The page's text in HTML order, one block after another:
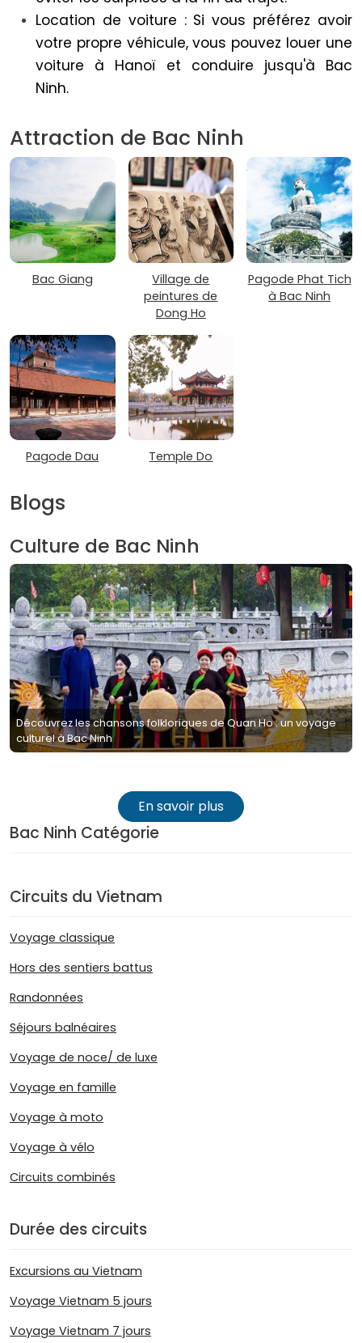
Location de voiture : Si vous préférez avoir
votre propre véhicule, vous pouvez louer une
voiture à Hanoï et conduire jusqu'à Bac
Ninh.
Attraction de Bac Ninh
Bac Giang
Village de
peintures de
Dong Ho
Pagode Phat Tich
à Bac Ninh
Pagode Dau Temple Do
Blogs
Culture de Bac Ninh
Découvrez les chansons folkloriques de Quan Ho : un voyage
culturel à Bac Ninh
En savoir plus
Bac Ninh Catégorie
Circuits du Vietnam
Voyage classique
Hors des sentiers battus
Randonnées
Séjours balnéaires
Voyage de noce/ de luxe
Voyage en famille
Voyage à moto
Voyage à vélo
Circuits combinés
Durée des circuits
Excursions au Vietnam
Voyage Vietnam 5 jours
Voyage Vietnam 7 jours